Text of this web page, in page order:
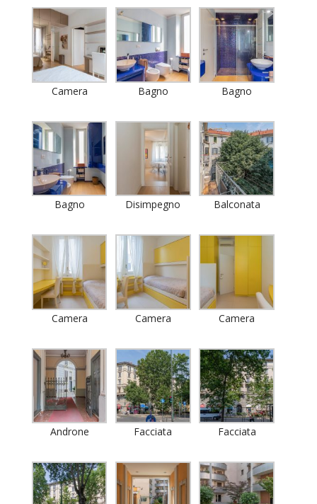
Camera Bagno Bagno
Bagno Disimpegno Balconata
Camera Camera Camera
Androne Facciata Facciata